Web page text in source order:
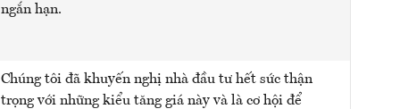
ngắn hạn.
Chúng tôi đã khuyến nghị nhà đầu tư hết sức thận
trọng với những kiểu tăng giá này và là cơ hội để